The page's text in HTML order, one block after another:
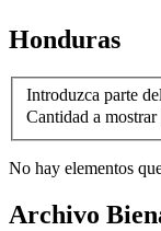
Honduras
Introduzca parte
Cantidad a mostrar
No hay elementos
Archivo